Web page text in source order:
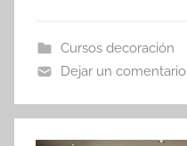
Cursos decoración
Dejar un comentario